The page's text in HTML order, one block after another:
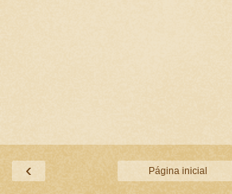
‹ Página inicial